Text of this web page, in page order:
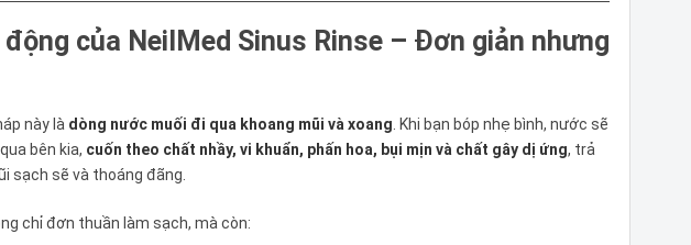
của NeilMed Sinus Rinse – Đơn giản nhưng
này là dòng nước muối đi qua khoang mũi và xoang . Khi bạn bóp nhẹ bình, nước sẽ
bên kia, cuốn theo chất nhầy, vi khuẩn, phấn hoa, bụi mịn và chất gây dị ứng, trả
sạch sẽ và thoáng đãng.
chỉ đơn thuần làm sạch, mà còn: